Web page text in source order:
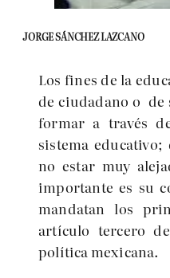
JORGE SÁNCHEZ LAZCANO
Los fines de la
de ciudadano o de
formar a través
sistema
no estar muy
importante es su
mandatan los
artículo tercero
política mexicana.